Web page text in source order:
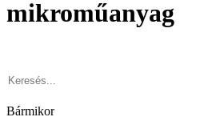
mikroműanyag
Bármikor